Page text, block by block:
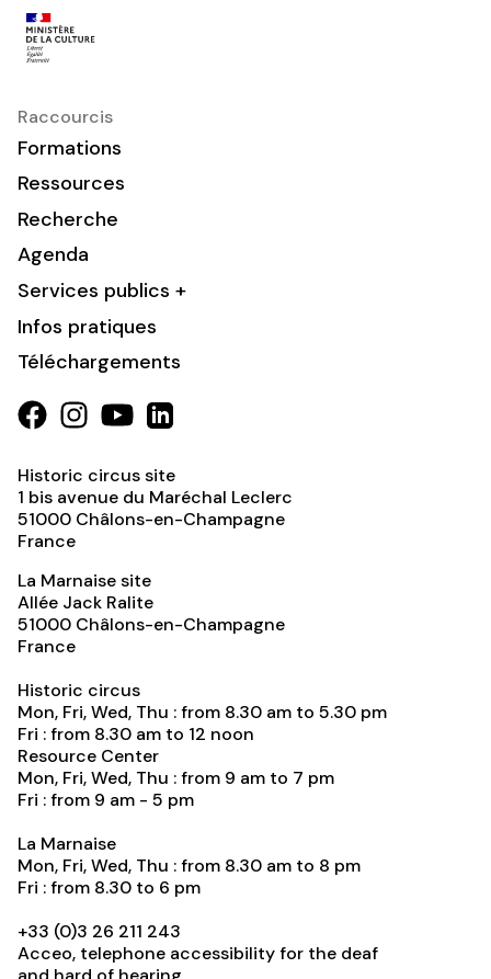
Raccourcis
Formations
Ressources
Recherche
Agenda
Services publics +
Infos pratiques
Téléchargements
Historic circus site
1 bis avenue du Maréchal Leclerc
51000 Châlons-en-Champagne
France
La Marnaise site
Allée Jack Ralite
51000 Châlons-en-Champagne
France
Historic circus
Mon, Fri, Wed, Thu : from 8.30 am to 5.30 pm
Fri : from 8.30 am to 12 noon
Resource Center
Mon, Fri, Wed, Thu : from 9 am to 7 pm
Fri : from 9 am - 5 pm
La Marnaise
Mon, Fri, Wed, Thu : from 8.30 am to 8 pm
Fri : from 8.30 to 6 pm
+33 (0)3 26 211 243
Acceo, telephone accessibility for the deaf